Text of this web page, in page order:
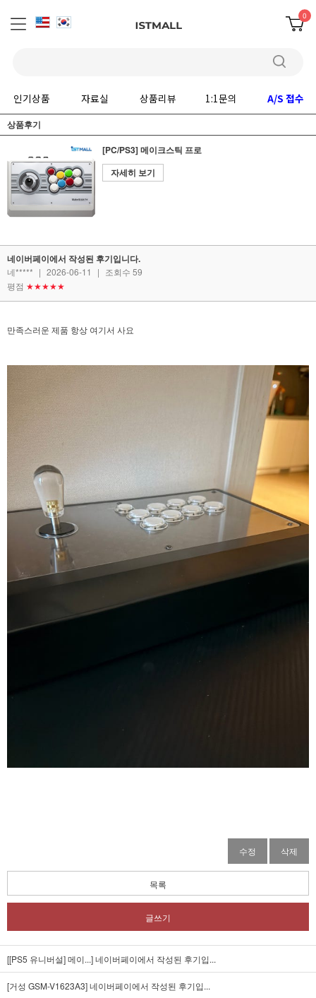
0
인기상품 자료실 상품리뷰 1:1문의 A/S 접수
상품후기
[PC/PS3] 메이크스틱 프로
자세히 보기
네이버페이에서 작성된 후기입니다.
네***** | 2026-06-11 | 조회수 59
평점 ★★★★★
만족스러운 제품 항상 여기서 사요
수정 삭제
목록
글쓰기
[[PS5 유니버설] 메이...]네이버페이에서 작성된 후기입...
[거성 GSM-V1623A3]네이버페이에서 작성된 후기입...